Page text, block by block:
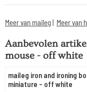
Meer van maileg| Meer van
Aanbevolen
mouse - off white
maileg iron and ironing
miniature - off white